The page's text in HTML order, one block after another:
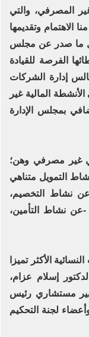
المصرفي، والتي
الاهتمام وتقديمها
ما صدر عن مجلس
الفرصة للقيادة
إدارة الشركات
المالية غير
بمجلس الإدارة
غير مصرفي وهن؛
التمويل متناهي
نشاط التخصيم،
عن نشاط التأمين،
الأكثر تميزا
الدكتور إسلام عزام،
مستشاري رئيس
لجنة التحكيم